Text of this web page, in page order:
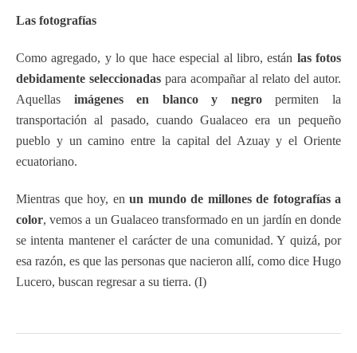
Las fotografías
Como agregado, y lo que hace especial al libro, están las fotos
debidamente seleccionadas para acompañar al relato del autor.
Aquellas imágenes en blanco y negropermiten la
transportación al pasado, cuando Gualaceo era un pequeño
pueblo y un camino entre la capital del Azuay y el Oriente
ecuatoriano.
Mientras que hoy, en un mundo de millones de fotografías a
color, vemos a un Gualaceo transformado en un jardín en donde
se intenta mantener el carácter de una comunidad. Y quizá, por
esa razón, es que las personas que nacieron allí, como dice Hugo
Lucero, buscan regresar a su tierra. (I)